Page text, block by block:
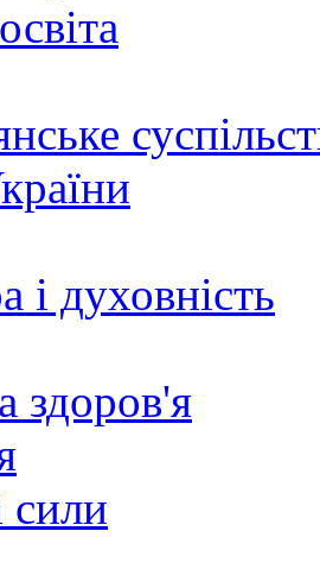
і духовність
здоров'я
сили